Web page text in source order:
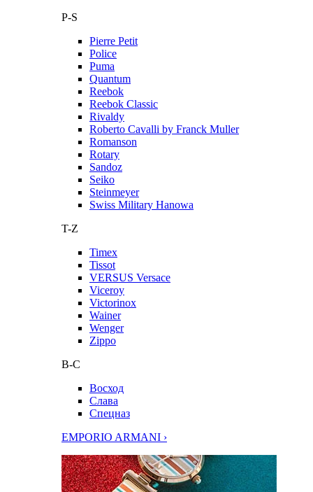
P-S
Pierre Petit
Police
Puma
Quantum
Reebok
Reebok Classic
Rivaldy
Roberto Cavalli by Franck Muller
Romanson
Rotary
Sandoz
Seiko
Steinmeyer
Swiss Military Hanowa
T-Z
Timex
Tissot
VERSUS Versace
Viceroy
Victorinox
Wainer
Wenger
Zippo
В-С
Восход
Слава
Спецназ
EMPORIO ARMANI ›